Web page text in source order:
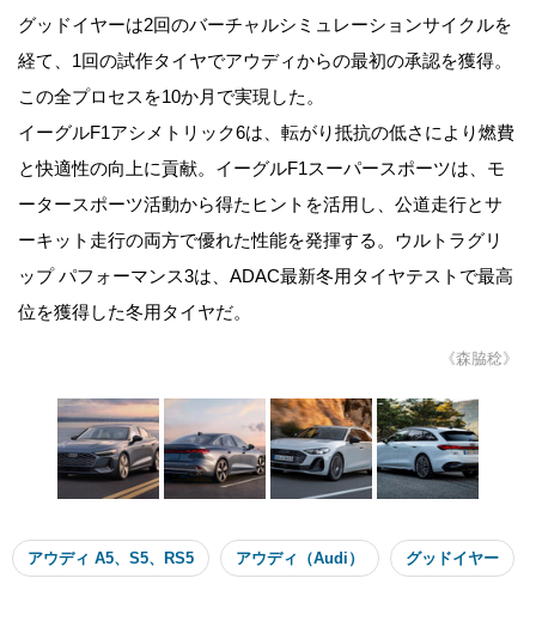
グッドイヤーは2回のバーチャルシミュレーションサイクルを
経て、1回の試作タイヤでアウディからの最初の承認を獲得。
この全プロセスを10か月で実現した。
イーグルF1アシメトリック6は、転がり抵抗の低さにより燃費
と快適性の向上に貢献。イーグルF1スーパースポーツは、モ
ータースポーツ活動から得たヒントを活用し、公道走行とサ
ーキット走行の両方で優れた性能を発揮する。ウルトラグリ
ップ パフォーマンス3は、ADAC最新冬用タイヤテストで最高
位を獲得した冬用タイヤだ。
《森脇稔》
アウディ A5、S5、RS5 アウディ（Audi） グッドイヤー